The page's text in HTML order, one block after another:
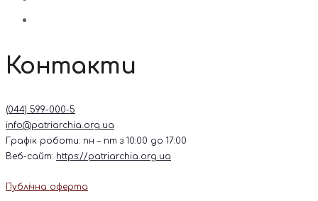
Контакти
(044) 599-000-5
info@patriarchia.org.ua
Графік роботи: пн – пт з 10:00 до 17:00
Веб-сайт: https://patriarchia.org.ua
Публічна оферта